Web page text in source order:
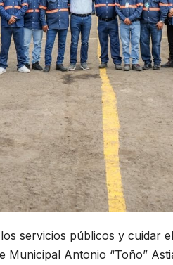
servicios públicos y cuidar
Municipal Antonio “Toño”